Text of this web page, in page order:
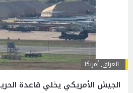
العراق,أمريكا
الجيش الأمريكي يخلي قاعدة